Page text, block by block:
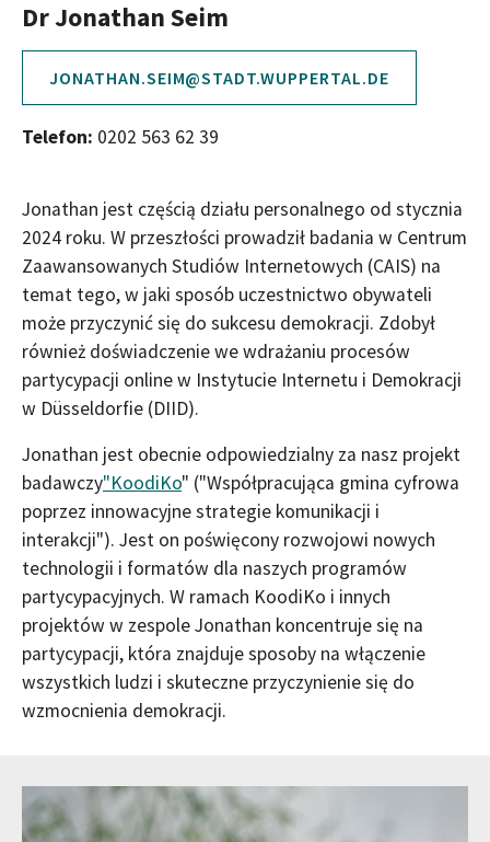
Dr Jonathan Seim
JONATHAN.SEIM@STADT.WUPPERTAL.DE
Telefon: 0202 563 62 39
Jonathan jest częścią działu personalnego od stycznia
2024 roku. W przeszłości prowadził badania w Centrum
Zaawansowanych Studiów Internetowych (CAIS) na
temat tego, w jaki sposób uczestnictwo obywateli
może przyczynić się do sukcesu demokracji. Zdobył
również doświadczenie we wdrażaniu procesów
partycypacji online w Instytucie Internetu i Demokracji
w Düsseldorfie (DIID).
Jonathan jest obecnie odpowiedzialny za nasz projekt
badawczy"KoodiKo" ("Współpracująca gmina cyfrowa
poprzez innowacyjne strategie komunikacji i
interakcji"). Jest on poświęcony rozwojowi nowych
technologii i formatów dla naszych programów
partycypacyjnych. W ramach KoodiKo i innych
projektów w zespole Jonathan koncentruje się na
partycypacji, która znajduje sposoby na włączenie
wszystkich ludzi i skuteczne przyczynienie się do
wzmocnienia demokracji.